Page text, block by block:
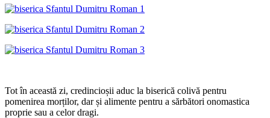
Tot în această zi, credincioșii aduc la biserică colivă pentru
pomenirea morților, dar și alimente pentru a sărbători onomastica
proprie sau a celor dragi.